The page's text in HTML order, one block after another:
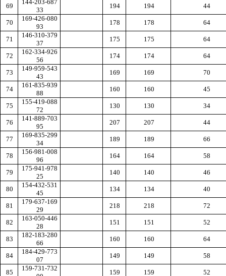
69
144-203-687
33
194 194 44
70
169-426-080
93
178 178 64
71
146-310-379
37
175 175 64
72
162-334-926
56
174 174 64
73
149-959-543
43
169 169 70
74
161-835-939
88
160 160 45
75
155-419-088
72
130 130 34
76
141-889-703
95
207 207 44
77
169-835-299
34
189 189 66
78
156-981-008
96
164 164 58
79
175-941-978
25
140 140 46
80
154-432-531
45
134 134 40
81
179-637-169
29
218 218 72
82
163-050-446
28
151 151 52
83
182-183-280
66
160 160 64
84
184-429-773
07
149 149 58
85
159-731-732
159 159 52